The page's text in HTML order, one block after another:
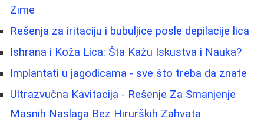
Zime
Rešenja za iritaciju i bubuljice posle depilacije lica
Ishrana i Koža Lica: Šta Kažu Iskustva i Nauka?
Implantati u jagodicama - sve što treba da znate
Ultrazvučna Kavitacija - Rešenje Za Smanjenje
Masnih Naslaga Bez Hirurških Zahvata